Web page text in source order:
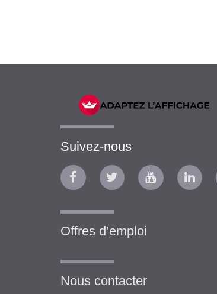
Suivez-nous
Offres d’emploi
Nous contacter